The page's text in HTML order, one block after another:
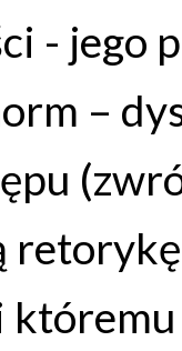
- jego
–